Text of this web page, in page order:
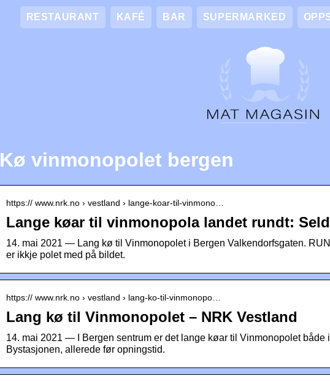
RESTAURANT KAFÉ BAR SUPERMARKED
Kø vinmonopolet bergen
https:// www.nrk.no › vestland › lange-koar-til-vinmono…
Lange køar til vinmonopola landet rundt:
14. mai 2021 — Lang kø til Vinmonopolet i Bergen Valkendorfsgaten.
er ikkje polet med på bildet.
https:// www.nrk.no › vestland › lang-ko-til-vinmonopo…
Lang kø til Vinmonopolet – NRK Vestland
14. mai 2021 — I Bergen sentrum er det lange køar til Vinmonopolet både
Bystasjonen, allerede før opningstid.